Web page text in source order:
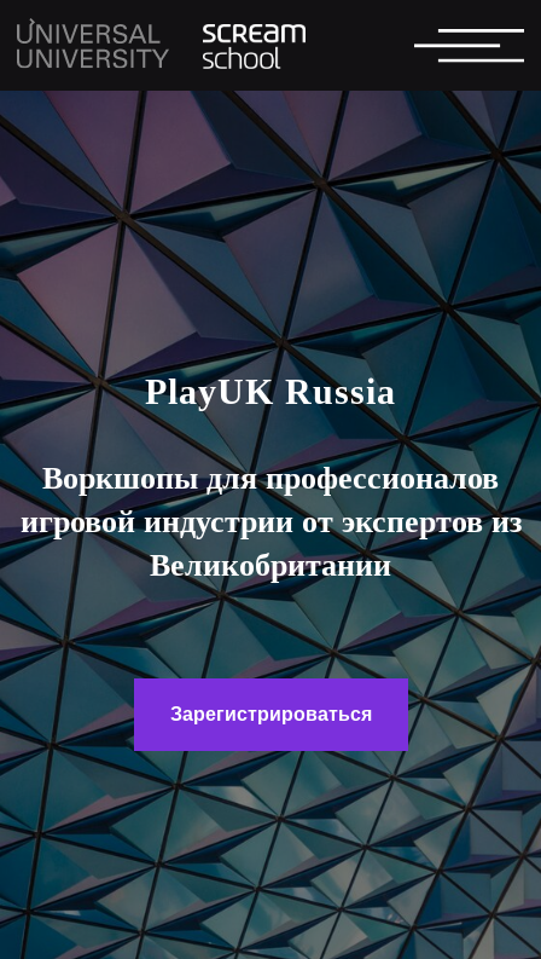
PlayUK Russia
Воркшопы для профессионалов
игровой индустрии от экспертов из
Великобритании
Зарегистрироваться